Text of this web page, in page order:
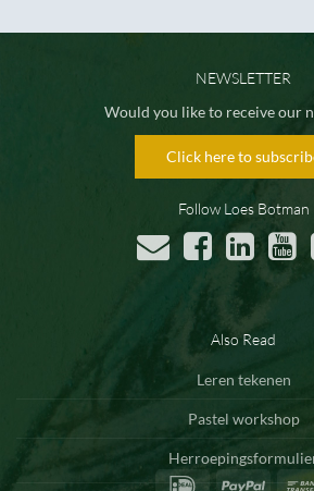
NEWSLETTER
Would you like to receive our
Click here to
Follow Loes Botman
Also Read
Leren tekenen
Pastel workshop
IDeal
PayPal